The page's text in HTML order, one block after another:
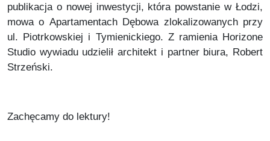
publikacja o nowej inwestycji, która powstanie w Łodzi,
mowa o Apartamentach Dębowa zlokalizowanych przy
ul. Piotrkowskiej i Tymienickiego. Z ramienia Horizone
Studio wywiadu udzielił architekt i partner biura, Robert
Strzeński.
Zachęcamy do lektury!